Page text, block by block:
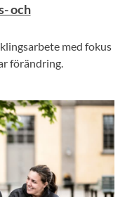
och
med fokus
förändring.